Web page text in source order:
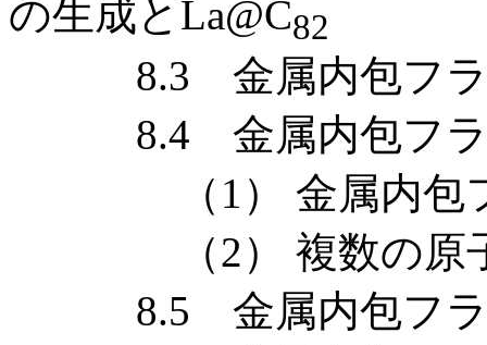
の生成とLa@C82
8.3 金属内包フラ
8.4 金属内包フラ
（1） 金属内包フ
（2） 複数の原子
8.5 金属内包フラ